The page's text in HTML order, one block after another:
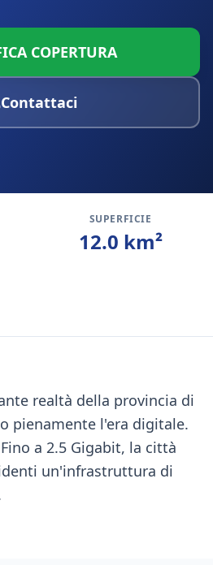
COPERTURA
Contattaci
SUPERFICIE
12.0 km²
realtà della provincia di
pienamente l'era digitale.
a 2.5 Gigabit, la città
un'infrastruttura di